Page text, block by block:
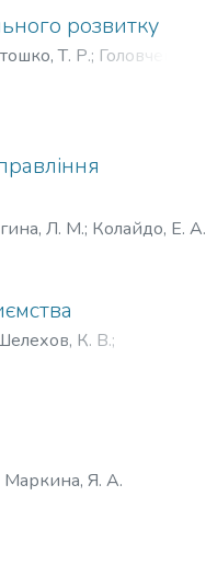
розвитку
Т. Р.; Головченко,
Л. М.; Колайдо, Е. А.
К. В.;
Маркина, Я. А.